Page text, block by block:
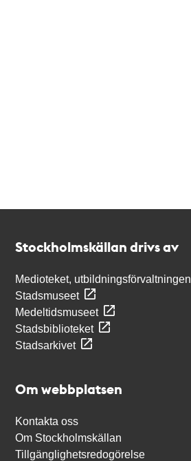
Stockholmskällan drivs av
Medioteket, utbildningsförvaltningen
Stadsmuseet
Medeltidsmuseet
Stadsbiblioteket
Stadsarkivet
Om webbplatsen
Kontakta oss
Om Stockholmskällan
Tillgänglighetsredogörelse